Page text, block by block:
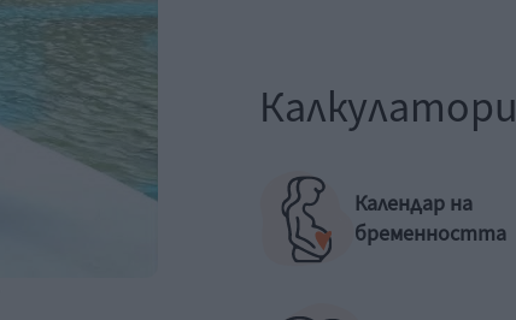
Калкулатори
Календар на
бременността